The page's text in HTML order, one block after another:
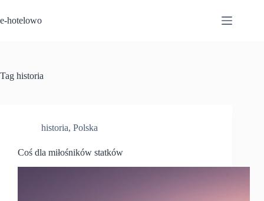
do
treści
e-hotelowo
Tag historia
historia, Polska
Coś dla miłośników statków